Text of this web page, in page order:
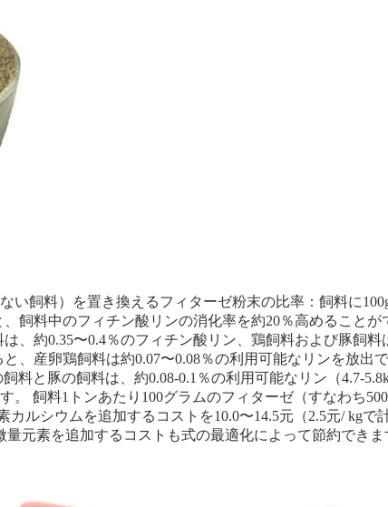
い飼料）を置き換えるフィターゼ粉末の比率：飼料に
、飼料中のフィチン酸リンの消化率を約20％高めることが
、約0.35〜0.4％のフィチン酸リン、鶏飼料および豚飼料
、産卵鶏飼料は約0.07〜0.08％の利用可能なリンを放出
料と豚の飼料は、約0.08-0.1％の利用可能なリン（4.7-
。 飼料1トンあたり100グラムのフィターゼ（すなわち
ルシウムを追加するコストを10.0〜14.5元（2.5元/ kgで
元素を追加するコストも式の最適化によって節約できま